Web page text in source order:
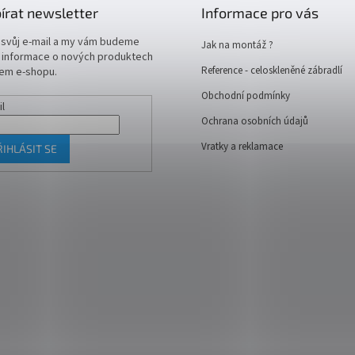
newsletter
e-mail a my vám budeme
o nových produktech
e-shopu.
SE
Informace pro vás
Jak na montáž ?
Reference - celoskleněné zábradlí
Obchodní podmínky
Ochrana osobních údajů
Vratky a reklamace